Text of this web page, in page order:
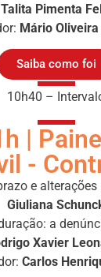
Talita Pimenta
Mário Oliveira
Saiba como foi
10h40 –
|
-
e
Giuliana
a
Xavier
Carlos